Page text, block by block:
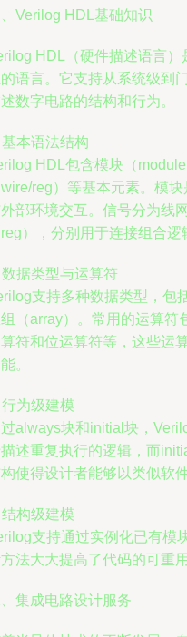
Verilog HDL基础知识
HDL（硬件描述语言
语言。它支持从系统级到
数字电路的结构和行为。
本语法结构
HDL包含模块（
reg）等基本元素。模
部环境交互。信号分为线
），分别用于连接组合逻
据类型与运算符
支持多种数据类型，包
（array）。常用的运算符
符和位运算符等，这些运
。
为级建模
always块和initial块，
述重复执行的逻辑，而
使得设计者能够以类似软
构级建模
支持通过实例化已有模
法大大提高了代码的可重
集成电路设计服务